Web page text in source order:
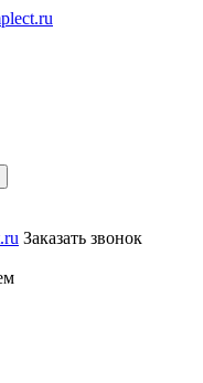
Заказать звонок